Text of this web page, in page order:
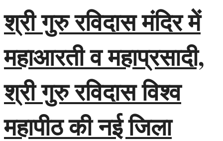
श्री गुरु रविदास मंदिर में
महाआरती व महाप्रसादी,
श्री गुरु रविदास विश्व
महापीठ की नई जिला